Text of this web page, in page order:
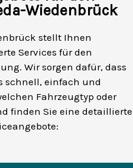
Wiedenbrück
stellt Ihnen
Services für den
Wir sorgen dafür, dass
schnell, einfach und
Fahrzeugtyp oder
finden Sie eine detaillierte